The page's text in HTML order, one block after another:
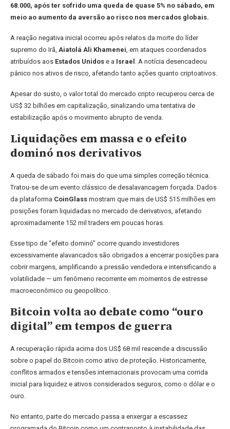
68.000, após ter sofrido uma queda de quase 5% no sábado, em
meio ao aumento da aversão ao risco nos mercados globais.
A reação negativa inicial ocorreu após relatos da morte do líder
supremo do Irã, Aiatolá Ali Khamenei, em ataques coordenados
atribuídos aos Estados Unidos e a Israel . A notícia desencadeou
pânico nos ativos de risco, afetando tanto ações quanto criptoativos.
Apesar do susto, o valor total do mercado cripto recuperou cerca de
US$ 32 bilhões em capitalização, sinalizando uma tentativa de
estabilização após o movimento abrupto de venda.
Liquidações em massa e o efeito
dominó nos derivativos
A queda de sábado foi mais do que uma simples correção técnica.
Tratou-se de um evento clássico de desalavancagem forçada. Dados
da plataforma CoinGlass mostram que mais de US$ 515 milhões em
posições foram liquidadas no mercado de derivativos, afetando
aproximadamente 152 mil traders em poucas horas.
Esse tipo de “efeito dominó” ocorre quando investidores
excessivamente alavancados são obrigados a encerrar posições para
cobrir margens, amplificando a pressão vendedora e intensificando a
volatilidade — um fenômeno recorrente em momentos de estresse
macroeconômico ou geopolítico.
Bitcoin volta ao debate como “ouro
digital” em tempos de guerra
A recuperação rápida acima dos US$ 68 mil reacende a discussão
sobre o papel do Bitcoin como ativo de proteção. Historicamente,
conflitos armados e tensões internacionais provocam uma corrida
inicial para liquidez e ativos considerados seguros, como o dólar e o
ouro.
No entanto, parte do mercado passa a enxergar a escassez